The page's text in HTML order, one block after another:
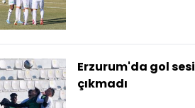
Erzurum'da gol sesi
çıkmadı